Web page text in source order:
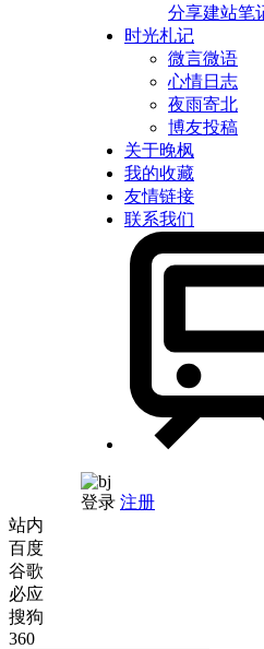
分享建站笔
时光札记
微言微语
心情日志
夜雨寄北
博友投稿
关于晚枫
我的收藏
友情链接
联系我们
登录 注册
站内
百度
谷歌
必应
搜狗
360